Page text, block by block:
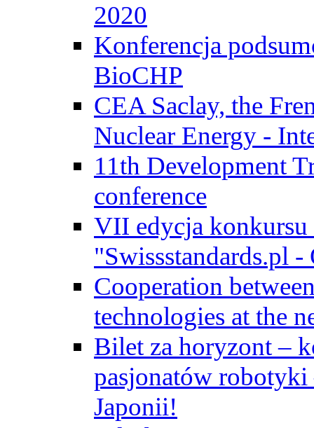
2020
Konferencja
BioCHP
CEA Saclay, the
Nuclear Energy -
11th Development
conference
VII edycja konkursu
"Swissstandards.pl
Cooperation
technologies at the
Bilet za horyzont –
pasjonatów
Japonii!